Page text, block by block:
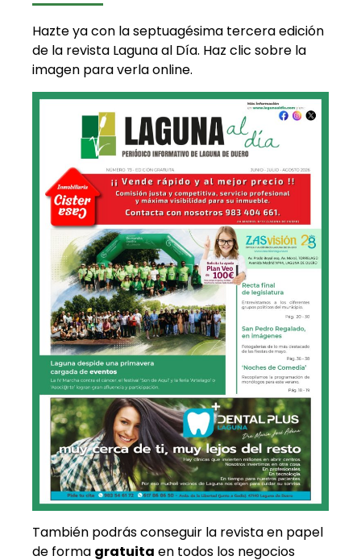
Hazte ya con la septuagésima tercera edición
de la revista Laguna al Día. Haz clic sobre la
imagen para verla online.
También podrás conseguir la revista en papel
de forma gratuita en todos los negocios